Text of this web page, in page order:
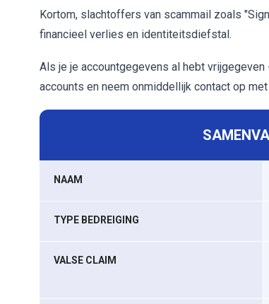
Kortom, slachtoffers van scammail zoals
financieel verlies en identiteitsdiefstal.
Als je je accountgegevens al hebt
accounts en neem onmiddellijk contact op
NAAM
TYPE BEDREIGING
VALSE CLAIM